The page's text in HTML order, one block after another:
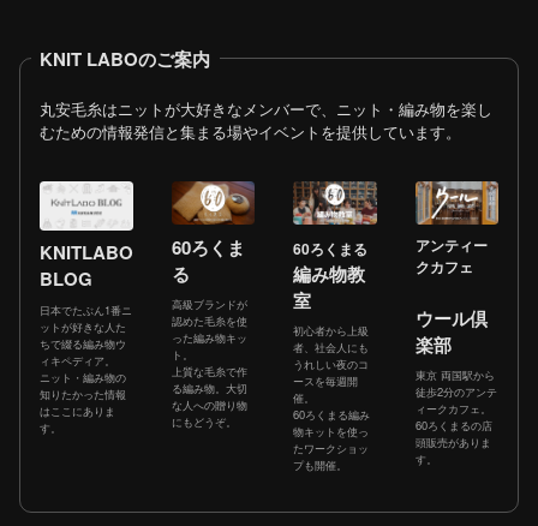
KNIT LABOのご案内
丸安毛糸はニットが大好きなメンバーで、ニット・編み物を楽し
むための情報発信と集まる場やイベントを提供しています。
KNITLABO
BLOG
日本でたぶん1番ニ
ットが好きな人た
ちで綴る編み物ウ
ィキペディア。
ニット・編み物の
知りたかった情報
はここにありま
す。
60ろくま
る
高級ブランドが
認めた毛糸を使
った編み物キッ
ト。
上質な毛糸で作
る編み物。大切
な人への贈り物
にもどうぞ。
60ろくまる
編み物教
室
初心者から上級
者、社会人にも
うれしい夜のコ
ースを毎週開
催。
60ろくまる編み
物キットを使っ
たワークショッ
プも開催。
アンティー
クカフェ
ウール倶
楽部
東京 両国駅から
徒歩2分のアンテ
ィークカフェ。
60ろくまるの店
頭販売がありま
す。